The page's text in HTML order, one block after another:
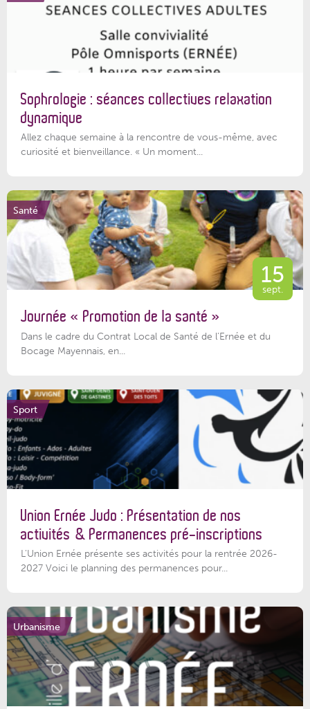
Sophrologie : séances collectives relaxation
dynamique
Allez chaque semaine à la rencontre de vous-même, avec
curiosité et bienveillance. « Un moment...
Santé
15
sept.
Journée « Promotion de la santé »
Dans le cadre du Contrat Local de Santé de l’Ernée et du
Bocage Mayennais, en...
Sport
Union Ernée Judo : Présentation de nos
activités & Permanences pré-inscriptions
L'Union Ernée présente ses activités pour la rentrée 2026-
2027 Voici le planning des permanences pour...
Urbanisme